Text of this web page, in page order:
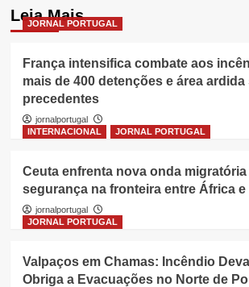
Leia Mais
JORNAL PORTUGAL
França intensifica combate aos
mais de 400 detenções e área ardida
precedentes
jornalportugal
INTERNACIONAL
JORNAL PORTUGAL
Ceuta enfrenta nova onda migratória
segurança na fronteira entre África e
jornalportugal
JORNAL PORTUGAL
Valpaços em Chamas: Incêndio
Obriga a Evacuações no Norte de